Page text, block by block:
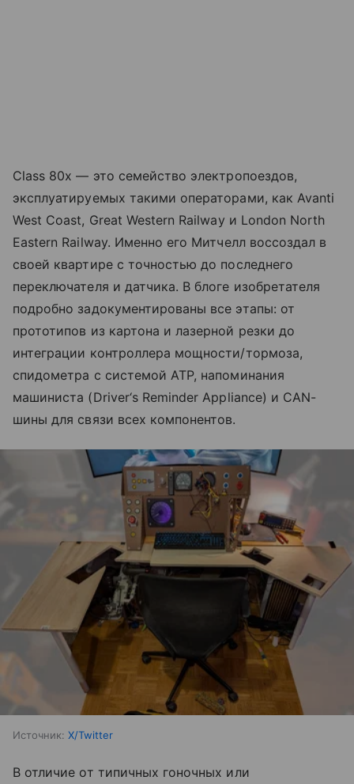
Class 80x — это семейство электропоездов,
эксплуатируемых такими операторами, как Avanti
West Coast, Great Western Railway и London North
Eastern Railway. Именно его Митчелл воссоздал в
своей квартире с точностью до последнего
переключателя и датчика. В блоге изобретателя
подробно задокументированы все этапы: от
прототипов из картона и лазерной резки до
интеграции контроллера мощности/тормоза,
спидометра с системой ATP, напоминания
машиниста (Driver‘s Reminder Appliance) и CAN-
шины для связи всех компонентов.
Источник: X/Twitter
В отличие от типичных гоночных или